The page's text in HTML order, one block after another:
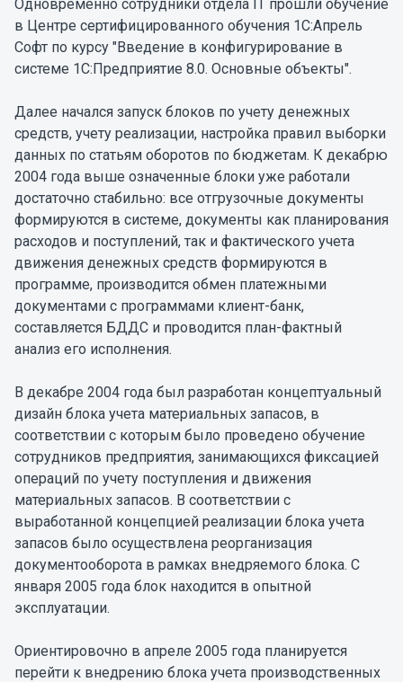
Одновременно сотрудники отдела IT прошли обучение
в Центре сертифицированного обучения 1С:Апрель
Софт по курсу "Введение в конфигурирование в
системе 1С:Предприятие 8.0. Основные объекты".
Далее начался запуск блоков по учету денежных
средств, учету реализации, настройка правил выборки
данных по статьям оборотов по бюджетам. К декабрю
2004 года выше означенные блоки уже работали
достаточно стабильно: все отгрузочные документы
формируются в системе, документы как планирования
расходов и поступлений, так и фактического учета
движения денежных средств формируются в
программе, производится обмен платежными
документами с программами клиент-банк,
составляется БДДС и проводится план-фактный
анализ его исполнения.
В декабре 2004 года был разработан концептуальный
дизайн блока учета материальных запасов, в
соответствии с которым было проведено обучение
сотрудников предприятия, занимающихся фиксацией
операций по учету поступления и движения
материальных запасов. В соответствии с
выработанной концепцией реализации блока учета
запасов было осуществлена реорганизация
документооборота в рамках внедряемого блока. С
января 2005 года блок находится в опытной
эксплуатации.
Ориентировочно в апреле 2005 года планируется
перейти к внедрению блока учета производственных